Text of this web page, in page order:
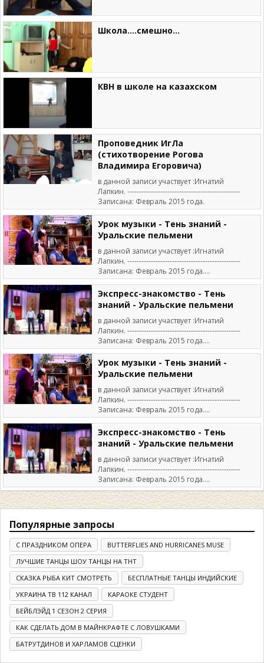
Школа....смешно...
КВН в школе на казахском
Проповедник ИгЛа
(стихотворение Рогова
Владимира Егоровича)
в данной записи участвует :Игнатий
Лапкин. ------------------------------------------------
Записана: Февраль 2015 года.
Урок музыки - Тень знаний -
Уральские пельмени
в данной записи участвует :Игнатий
Лапкин. ------------------------------------------------
Записана: Февраль 2015 года....
Экспресс-знакомство - Тень
знаний - Уральские пельмени
в данной записи участвует :Игнатий
Лапкин. ------------------------------------------------
Записана: Февраль 2015 года....
Урок музыки - Тень знаний -
Уральские пельмени
в данной записи участвует :Игнатий
Лапкин. ------------------------------------------------
Записана: Февраль 2015 года....
Экспресс-знакомство - Тень
знаний - Уральские пельмени
в данной записи участвует :Игнатий
Лапкин. ------------------------------------------------
Записана: Февраль 2015 года....
Популярные запросы
С ПРАЗДНИКОМ ОПЕРА
BUTTERFLIES AND HURRICANES MUSE
ЛУЧШИЕ ТАНЦЫ ШОУ ТАНЦЫ НА ТНТ
СКАЗКА РЫБА КИТ СМОТРЕТЬ
БЕСПЛАТНЫЕ ТАНЦЫ ИНДИЙСКИЕ
УКРАИНА ТВ 112 КАНАЛ
КАРАОКЕ СТУДЕНТ
БЕЙБЛЭЙД 1 СЕЗОН 2 СЕРИЯ
КАК СДЕЛАТЬ ДОМ В МАЙНКРАФТЕ С ЛОВУШКАМИ
БАТРУТДИНОВ И ХАРЛАМОВ СЦЕНКИ